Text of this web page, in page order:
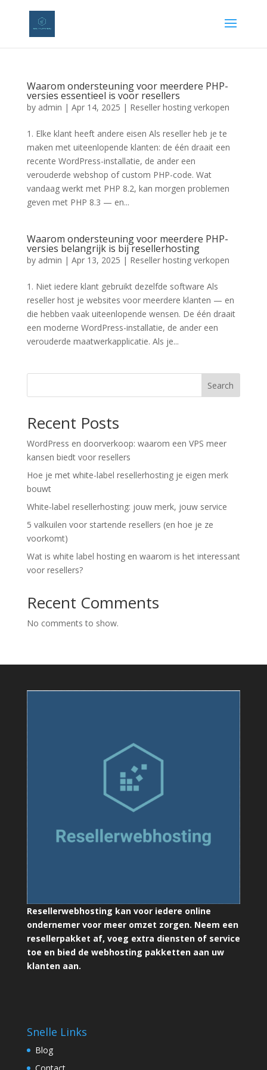
Waarom ondersteuning voor meerdere PHP-
versies essentieel is voor resellers
by admin | Apr 14, 2025 | Reseller hosting verkopen
1. Elke klant heeft andere eisen Als reseller heb je te
maken met uiteenlopende klanten: de één draait een
recente WordPress-installatie, de ander een
verouderde webshop of custom PHP-code. Wat
vandaag werkt met PHP 8.2, kan morgen problemen
geven met PHP 8.3 — en...
Waarom ondersteuning voor meerdere PHP-
versies belangrijk is bij resellerhosting
by admin | Apr 13, 2025 | Reseller hosting verkopen
1. Niet iedere klant gebruikt dezelfde software Als
reseller host je websites voor meerdere klanten — en
die hebben vaak uiteenlopende wensen. De één draait
een moderne WordPress-installatie, de ander een
verouderde maatwerkapplicatie. Als je...
Search
Recent Posts
WordPress en doorverkoop: waarom een VPS meer
kansen biedt voor resellers
Hoe je met white-label resellerhosting je eigen merk
bouwt
White‑label resellerhosting: jouw merk, jouw service
5 valkuilen voor startende resellers (en hoe je ze
voorkomt)
Wat is white label hosting en waarom is het interessant
voor resellers?
Recent Comments
No comments to show.
Resellerwebhosting kan voor iedere online
ondernemer voor meer omzet zorgen. Neem een
resellerpakket af, voeg extra diensten of service
toe en bied de webhosting pakketten aan uw
klanten aan.
Snelle Links
Blog
Contact